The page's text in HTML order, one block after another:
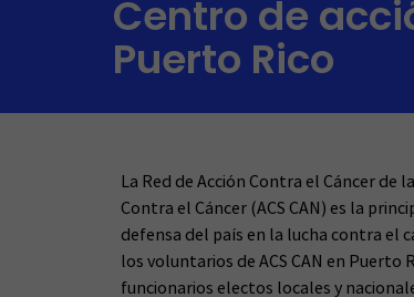
Centro de
Puerto Rico
La Red de Acción Contra el Cáncer de
Contra el Cáncer (ACS CAN) es la
defensa del país en la lucha contra el
los voluntarios de ACS CAN en Puerto
funcionarios electos locales y